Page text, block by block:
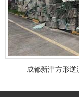
成都新津方形